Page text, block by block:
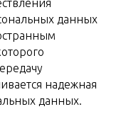
данных
надежная
данных.